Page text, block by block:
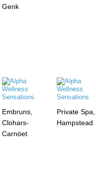
Genk
Embruns,
Clohars-
Carnöet
Private Spa,
Hampstead